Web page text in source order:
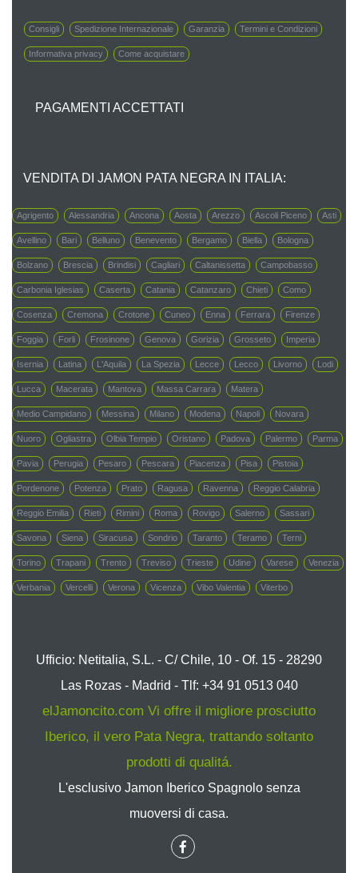
Consigli Spedizione Internazionale Garanzia Termini e Condizioni
Informativa privacy Come acquistare
PAGAMENTI ACCETTATI
VENDITA DI JAMON PATA NEGRA IN ITALIA:
Agrigento Alessandria Ancona Aosta Arezzo Ascoli Piceno Asti
Avellino Bari Belluno Benevento Bergamo Biella Bologna
Bolzano Brescia Brindisi Cagliari Caltanissetta Campobasso
Carbonia Iglesias Caserta Catania Catanzaro Chieti Como
Cosenza Cremona Crotone Cuneo Enna Ferrara Firenze
Foggia Forli Frosinone Genova Gorizia Grosseto Imperia
Isernia Latina L'Aquila La Spezia Lecce Lecco Livorno Lodi
Lucca Macerata Mantova Massa Carrara Matera
Medio Campidano Messina Milano Modena Napoli Novara
Nuoro Ogliastra Olbia Tempio Oristano Padova Palermo Parma
Pavia Perugia Pesaro Pescara Piacenza Pisa Pistoia
Pordenone Potenza Prato Ragusa Ravenna Reggio Calabria
Reggio Emilia Rieti Rimini Roma Rovigo Salerno Sassari
Savona Siena Siracusa Sondrio Taranto Teramo Terni
Torino Trapani Trento Treviso Trieste Udine Varese Venezia
Verbania Vercelli Verona Vicenza Vibo Valentia Viterbo
Ufficio: Netitalia, S.L. - C/ Chile, 10 - Of. 15 - 28290
Las Rozas - Madrid - Tlf: +34 91 0513 040
elJamoncito.com Vi offre il migliore prosciutto
Iberico, il vero Pata Negra, trattando soltanto
prodotti di qualitá.
L'esclusivo Jamon Iberico Spagnolo senza
muoversi di casa.